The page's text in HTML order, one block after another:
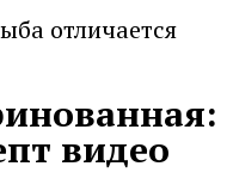
отличается
видео